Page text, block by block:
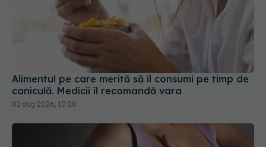
Alimentul pe care merită să îl consumi pe timp de
caniculă. Medicii îl recomandă vara
02 aug 2026, 10:20